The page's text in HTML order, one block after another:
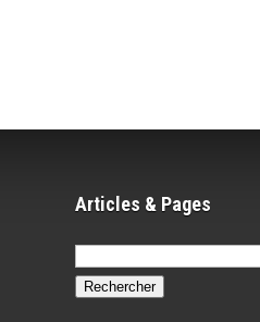
Articles & Pages
Rechercher :